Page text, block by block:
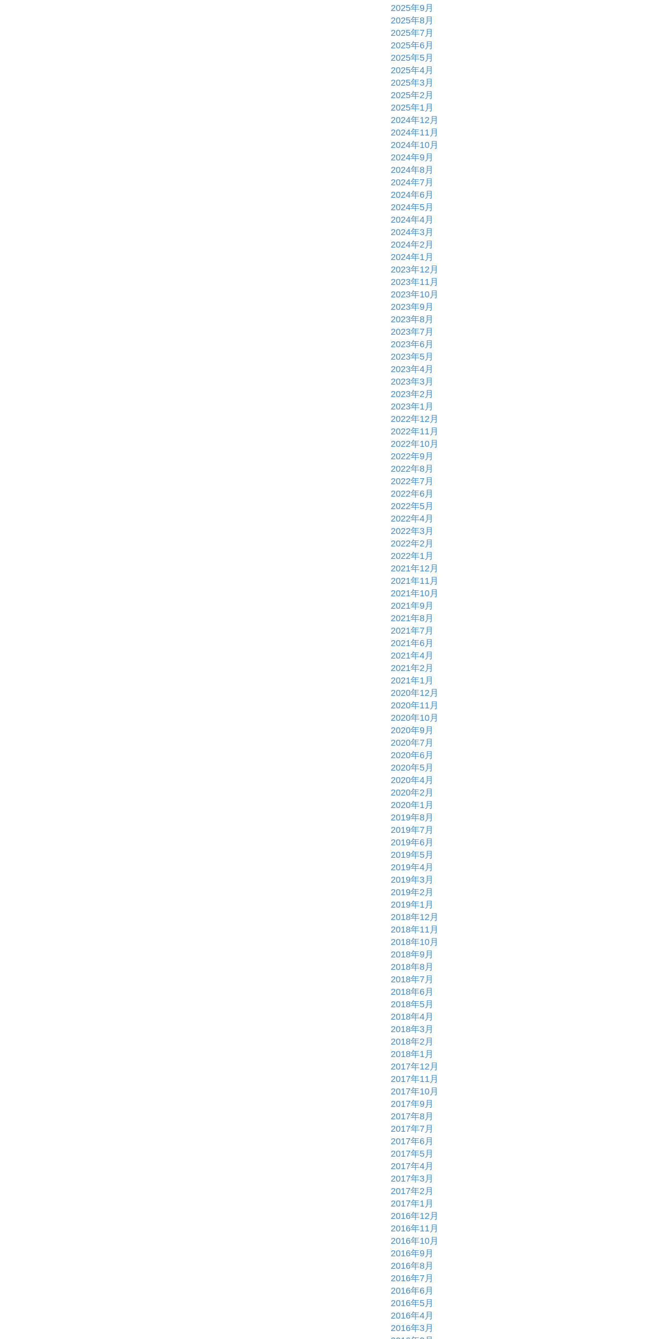
2025年9月
2025年8月
2025年7月
2025年6月
2025年5月
2025年4月
2025年3月
2025年2月
2025年1月
2024年12月
2024年11月
2024年10月
2024年9月
2024年8月
2024年7月
2024年6月
2024年5月
2024年4月
2024年3月
2024年2月
2024年1月
2023年12月
2023年11月
2023年10月
2023年9月
2023年8月
2023年7月
2023年6月
2023年5月
2023年4月
2023年3月
2023年2月
2023年1月
2022年12月
2022年11月
2022年10月
2022年9月
2022年8月
2022年7月
2022年6月
2022年5月
2022年4月
2022年3月
2022年2月
2022年1月
2021年12月
2021年11月
2021年10月
2021年9月
2021年8月
2021年7月
2021年6月
2021年4月
2021年2月
2021年1月
2020年12月
2020年11月
2020年10月
2020年9月
2020年7月
2020年6月
2020年5月
2020年4月
2020年2月
2020年1月
2019年8月
2019年7月
2019年6月
2019年5月
2019年4月
2019年3月
2019年2月
2019年1月
2018年12月
2018年11月
2018年10月
2018年9月
2018年8月
2018年7月
2018年6月
2018年5月
2018年4月
2018年3月
2018年2月
2018年1月
2017年12月
2017年11月
2017年10月
2017年9月
2017年8月
2017年7月
2017年6月
2017年5月
2017年4月
2017年3月
2017年2月
2017年1月
2016年12月
2016年11月
2016年10月
2016年9月
2016年8月
2016年7月
2016年6月
2016年5月
2016年4月
2016年3月